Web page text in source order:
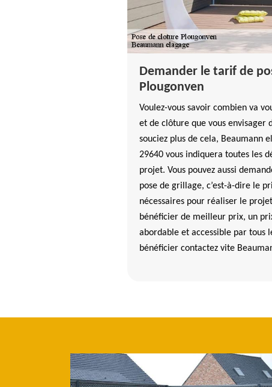
Demander le tarif de
Plougonven
Voulez-vous savoir combien va
et de clôture que vous envisager
souciez plus de cela, Beaumann
29640 vous indiquera toutes les
projet. Vous pouvez aussi
pose de grillage, c’est-à-dire le
nécessaires pour réaliser le
bénéficier de meilleur prix, un
abordable et accessible par tous
bénéficier contactez vite
des grillages sur des murets dans la ville